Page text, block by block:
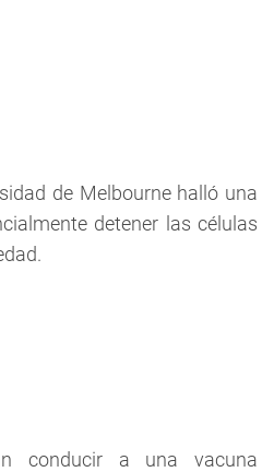
de Melbourne halló una
detener las células
conducir a una vacuna